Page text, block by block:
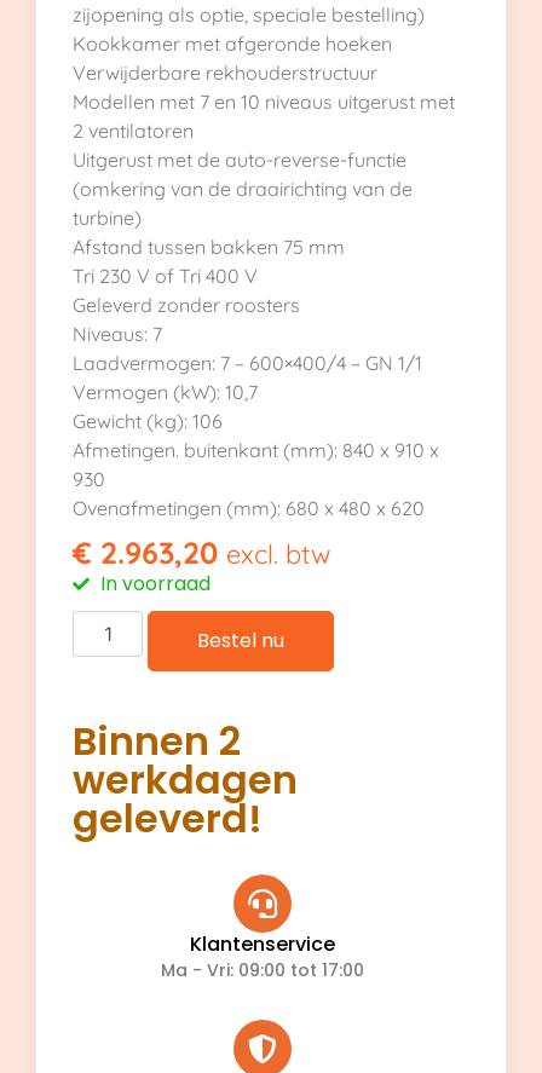
zijopening als optie, speciale bestelling)
Kookkamer met afgeronde hoeken
Verwijderbare rekhouderstructuur
Modellen met 7 en 10 niveaus uitgerust met
2 ventilatoren
Uitgerust met de auto-reverse-functie
(omkering van de draairichting van de
turbine)
Afstand tussen bakken 75 mm
Tri 230 V of Tri 400 V
Geleverd zonder roosters
Niveaus: 7
Laadvermogen: 7 – 600×400/4 – GN 1/1
Vermogen (kW): 10,7
Gewicht (kg): 106
Afmetingen. buitenkant (mm): 840 x 910 x
930
Ovenafmetingen (mm): 680 x 480 x 620
€ 2.963,20 excl. btw
In voorraad
Bestel nu
Binnen 2
werkdagen
geleverd!
Klantenservice
Ma - Vri: 09:00 tot 17:00